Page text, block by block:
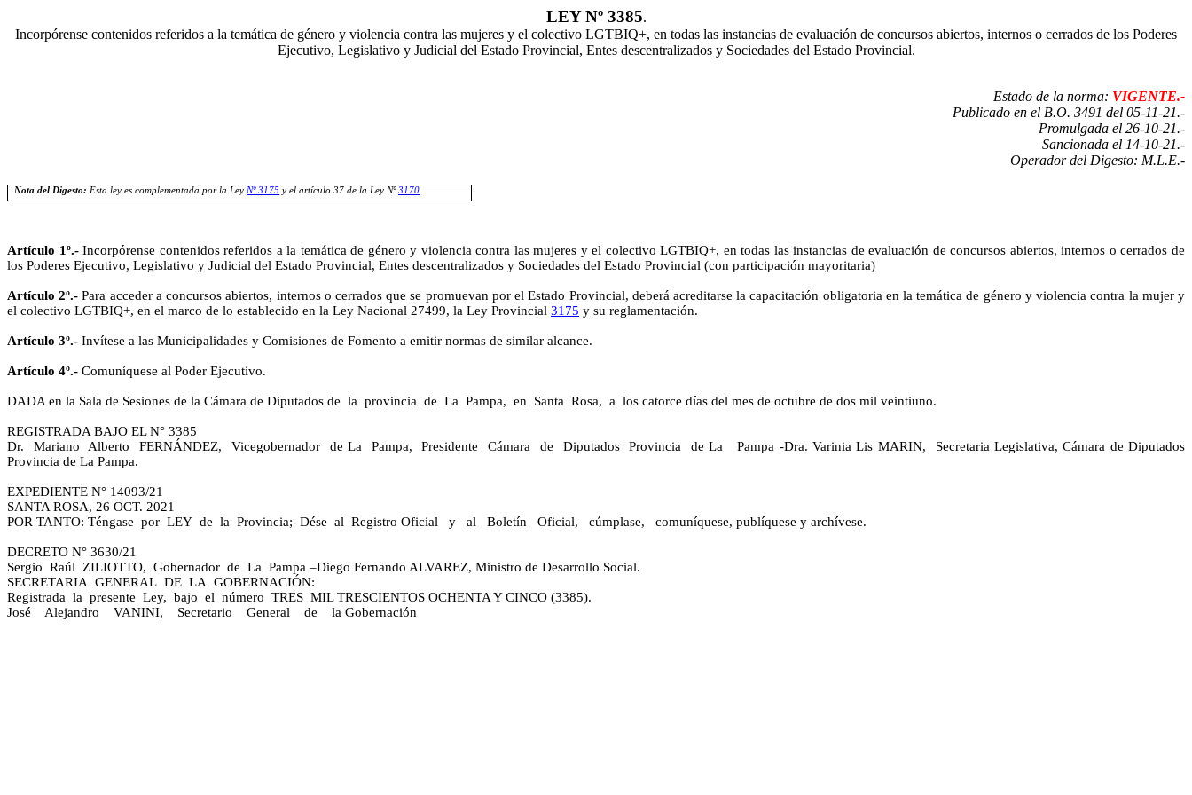
LEY Nº 3385.
Incorpórense contenidos referidos a la temática de género y violencia contra las mujeres y el colectivo LGTBIQ+, en todas las instancias de evaluación de concursos abiertos, internos o cerrados de los Poderes
Ejecutivo, Legislativo y Judicial del Estado Provincial, Entes descentralizados y Sociedades del Estado Provincial.
Estado de la norma: VIGENTE.-
Publicado en el B.O. 3491 del 05-11-21.-
Promulgada el 26-10-21.-
Sancionada el 14-10-21.-
Operador del Digesto: M.L.E.-
Nota del Digesto: Esta ley es complementada por la Ley Nº 3175 y el artículo 37 de la Ley Nº3170
Artículo 1º.-Incorpórense contenidos referidos a la temática de género y violencia contra las mujeres y el colectivo LGTBIQ+, en todas las instancias de evaluación de concursos abiertos, internos o cerrados de
los Poderes Ejecutivo, Legislativo y Judicial del Estado Provincial, Entes descentralizados y Sociedades del Estado Provincial (con participación mayoritaria)
Artículo 2º.- Para acceder a concursos abiertos, internos o cerrados que se promuevan por el Estado Provincial, deberá acreditarse la capacitación obligatoria en la temática de género y violencia contra la mujer y
el colectivo LGTBIQ+, en el marco de lo establecido en la Ley Nacional 27499, la Ley Provincial 3175 y su reglamentación.
Artículo 3º.- Invítese a las Municipalidades y Comisiones de Fomento a emitir normas de similar alcance.
Artículo 4º.- Comuníquese al Poder Ejecutivo.
DADA en la Sala de Sesiones de la Cámara de Diputados de la provincia de La Pampa, en Santa Rosa, a los catorce días del mes de octubre de dos mil veintiuno.
REGISTRADA BAJO EL N° 3385
Dr. Mariano Alberto FERNÁNDEZ, Vicegobernador de La Pampa, Presidente Cámara de Diputados Provincia de La Pampa -Dra. Varinia Lis MARIN, Secretaria Legislativa, Cámara de Diputados
Provincia de La Pampa.
EXPEDIENTE N° 14093/21
SANTA ROSA, 26 OCT. 2021
POR TANTO: Téngase por LEY de la Provincia; Dése al Registro Oficial y al Boletín Oficial, cúmplase, comuníquese, publíquese y archívese.
DECRETO N° 3630/21
Sergio Raúl ZILIOTTO, Gobernador de La Pampa –Diego Fernando ALVAREZ, Ministro de Desarrollo Social.
SECRETARIA GENERAL DE LA GOBERNACIÓN:
Registrada la presente Ley, bajo el número TRES MIL TRESCIENTOS OCHENTA Y CINCO (3385).
José Alejandro VANINI, Secretario General de la Gobernación